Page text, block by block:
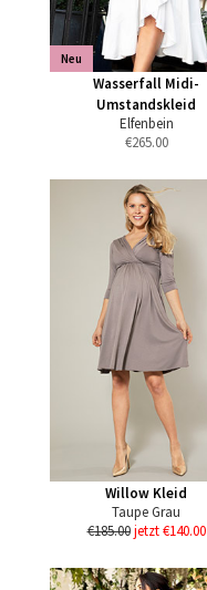
Neu
Wasserfall Midi-
Umstandskleid
Elfenbein
€265.00
Willow Kleid
Taupe Grau
€185.00 jetzt €140.00